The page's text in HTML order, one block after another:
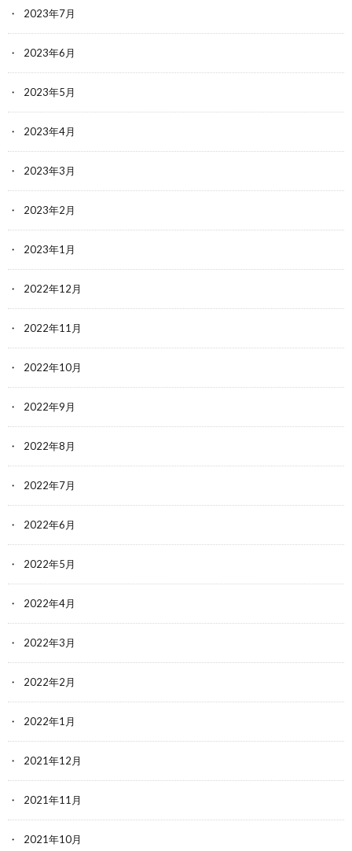
2023年7月
2023年6月
2023年5月
2023年4月
2023年3月
2023年2月
2023年1月
2022年12月
2022年11月
2022年10月
2022年9月
2022年8月
2022年7月
2022年6月
2022年5月
2022年4月
2022年3月
2022年2月
2022年1月
2021年12月
2021年11月
2021年10月